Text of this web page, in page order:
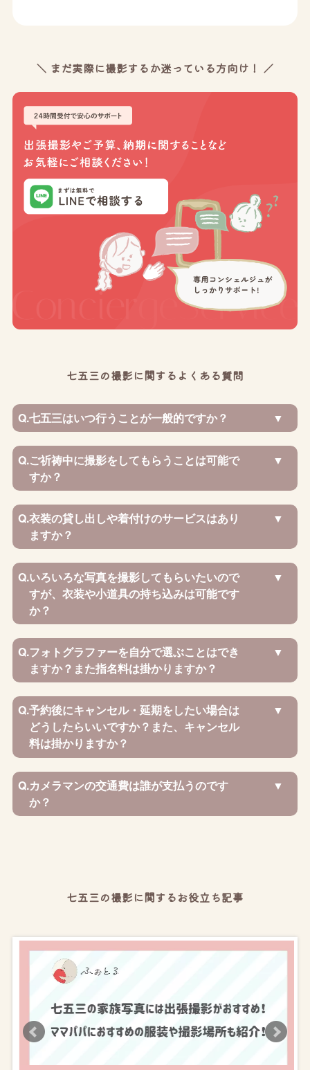
＼ まだ実際に撮影するか迷っている方向け！ ／
七五三の撮影に関するよくある質問
Q.七五三はいつ行うことが一般的ですか？
Q.ご祈祷中に撮影をしてもらうことは可能で
すか？
Q.衣装の貸し出しや着付けのサービスはあり
ますか？
Q.いろいろな写真を撮影してもらいたいので
すが、衣装や小道具の持ち込みは可能です
か？
Q.フォトグラファーを自分で選ぶことはでき
ますか？また指名料は掛かりますか？
Q.予約後にキャンセル・延期をしたい場合は
どうしたらいいですか？また、キャンセル
料は掛かりますか？
Q.カメラマンの交通費は誰が支払うのです
か？
七五三の撮影に関するお役立ち記事